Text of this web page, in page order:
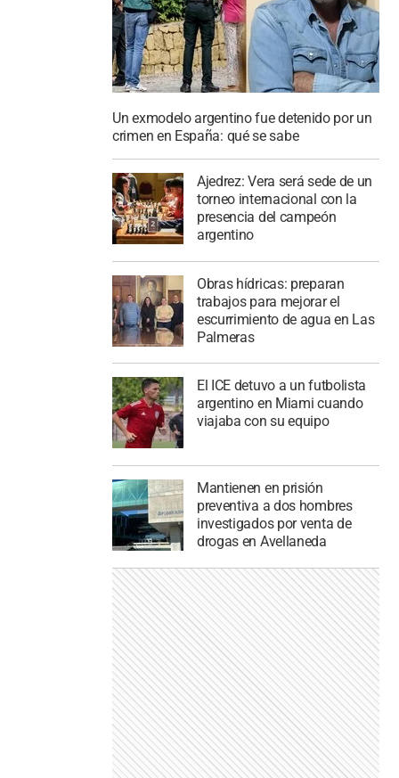
Un exmodelo argentino fue detenido por un
crimen en España: qué se sabe
Ajedrez: Vera será sede de un
torneo internacional con la
presencia del campeón
argentino
Obras hídricas: preparan
trabajos para mejorar el
escurrimiento de agua en Las
Palmeras
El ICE detuvo a un futbolista
argentino en Miami cuando
viajaba con su equipo
Mantienen en prisión
preventiva a dos hombres
investigados por venta de
drogas en Avellaneda